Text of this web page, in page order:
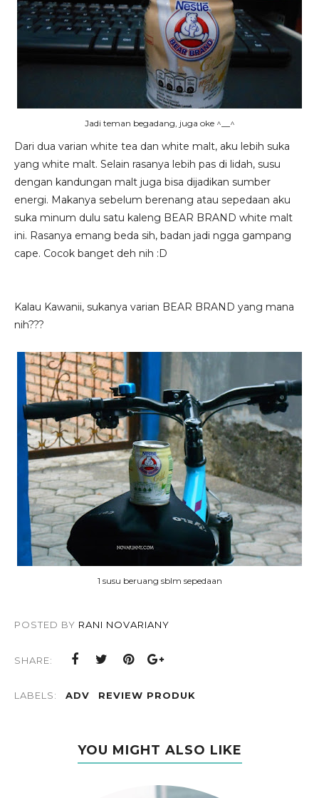
Jadi teman begadang, juga oke ^__^
Dari dua varian white tea dan white malt, aku lebih suka
yang white malt. Selain rasanya lebih pas di lidah, susu
dengan kandungan malt juga bisa dijadikan sumber
energi. Makanya sebelum berenang atau sepedaan aku
suka minum dulu satu kaleng BEAR BRAND white malt
ini. Rasanya emang beda sih, badan jadi ngga gampang
cape. Cocok banget deh nih :D
Kalau Kawanii, sukanya varian BEAR BRAND yang mana
nih???
1 susu beruang sblm sepedaan
POSTED BY RANI NOVARIANY
SHARE:
LABELS: ADV REVIEW PRODUK
YOU MIGHT ALSO LIKE